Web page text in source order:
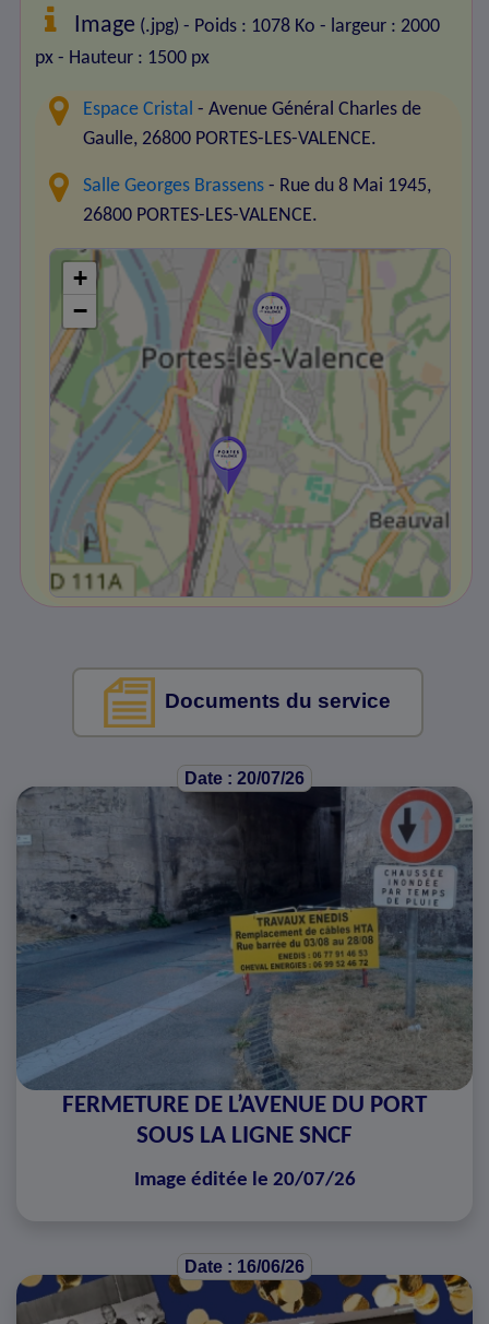
Image (.jpg) - Poids : 1078 Ko - largeur : 2000
px - Hauteur : 1500 px
Espace Cristal - Avenue Général Charles de
Gaulle, 26800 PORTES-LES-VALENCE.
Salle Georges Brassens - Rue du 8 Mai 1945,
26800 PORTES-LES-VALENCE.
+
−
Documents du service
Date : 20/07/26
FERMETURE DE L’AVENUE DU PORT
SOUS LA LIGNE SNCF
Image éditée le 20/07/26
Date : 16/06/26